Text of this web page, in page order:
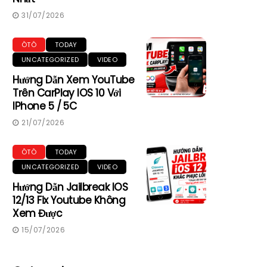
31/07/2026
ÔTÔ
TODAY
UNCATEGORIZED
VIDEO
Hướng Dẫn Xem YouTube
Trên CarPlay IOS 10 Với
IPhone 5 / 5C
21/07/2026
ÔTÔ
TODAY
UNCATEGORIZED
VIDEO
Hướng Dẫn Jailbreak IOS
12/13 Fix Youtube Không
Xem Được
15/07/2026